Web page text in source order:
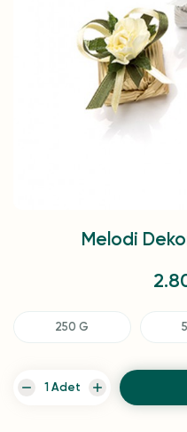
Melodi
250 G